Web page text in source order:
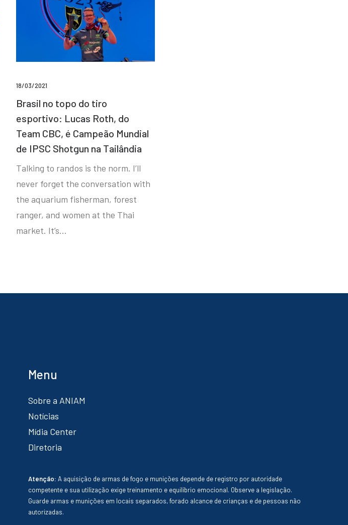
18/03/2021
Brasil no topo do tiro
esportivo: Lucas Roth, do
Team CBC, é Campeão Mundial
de IPSC Shotgun na Tailândia
Talking to randos is the norm. I’ll
never forget the conversation with
the aquarium fisherman, forest
ranger, and women at the Thai
market. It’s…
Menu
Sobre a ANIAM
Notícias
Mídia Center
Diretoria
Atenção: A aquisição de armas de fogo e munições depende de registro por autoridade
competente e sua utilização exige treinamento e equilíbrio emocional. Observe a legislação.
Guarde armas e munições em locais separados, forado alcance de crianças e de pessoas não
autorizadas.